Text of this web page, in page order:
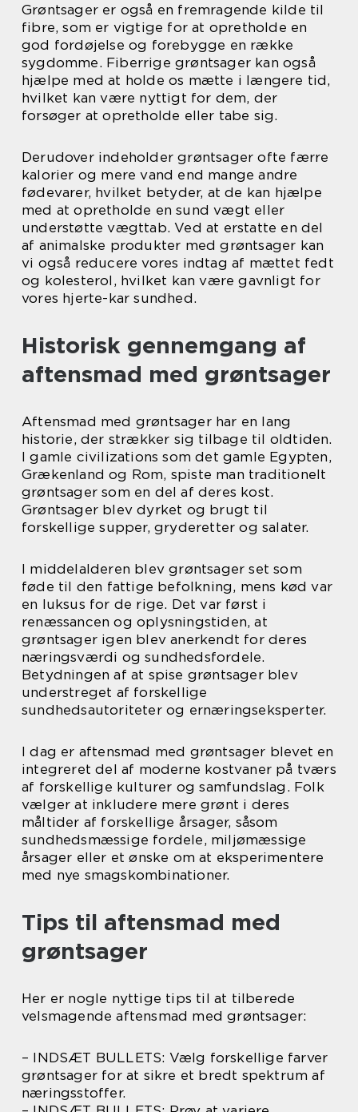
Grøntsager er også en fremragende kilde til
fibre, som er vigtige for at opretholde en
god fordøjelse og forebygge en række
sygdomme. Fiberrige grøntsager kan også
hjælpe med at holde os mætte i længere tid,
hvilket kan være nyttigt for dem, der
forsøger at opretholde eller tabe sig.
Derudover indeholder grøntsager ofte færre
kalorier og mere vand end mange andre
fødevarer, hvilket betyder, at de kan hjælpe
med at opretholde en sund vægt eller
understøtte vægttab. Ved at erstatte en del
af animalske produkter med grøntsager kan
vi også reducere vores indtag af mættet fedt
og kolesterol, hvilket kan være gavnligt for
vores hjerte-kar sundhed.
Historisk gennemgang af
aftensmad med grøntsager
Aftensmad med grøntsager har en lang
historie, der strækker sig tilbage til oldtiden.
I gamle civilizations som det gamle Egypten,
Grækenland og Rom, spiste man traditionelt
grøntsager som en del af deres kost.
Grøntsager blev dyrket og brugt til
forskellige supper, gryderetter og salater.
I middelalderen blev grøntsager set som
føde til den fattige befolkning, mens kød var
en luksus for de rige. Det var først i
renæssancen og oplysningstiden, at
grøntsager igen blev anerkendt for deres
næringsværdi og sundhedsfordele.
Betydningen af at spise grøntsager blev
understreget af forskellige
sundhedsautoriteter og ernæringseksperter.
I dag er aftensmad med grøntsager blevet en
integreret del af moderne kostvaner på tværs
af forskellige kulturer og samfundslag. Folk
vælger at inkludere mere grønt i deres
måltider af forskellige årsager, såsom
sundhedsmæssige fordele, miljømæssige
årsager eller et ønske om at eksperimentere
med nye smagskombinationer.
Tips til aftensmad med
grøntsager
Her er nogle nyttige tips til at tilberede
velsmagende aftensmad med grøntsager:
– INDSÆT BULLETS: Vælg forskellige farver
grøntsager for at sikre et bredt spektrum af
næringsstoffer.